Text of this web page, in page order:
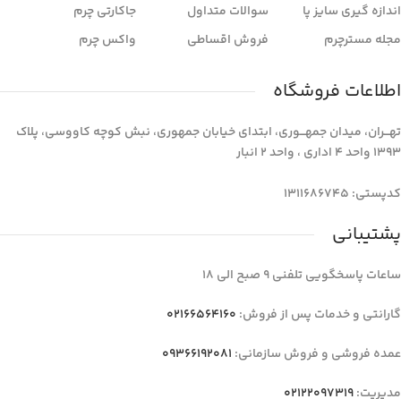
اندازه گیری سایز پا
مجله مسترچرم
سوالات متداول
فروش اقساطی
جاکارتی چرم
واکس چرم
اطلاعات فروشگاه
تهـــران، میدان جمهـــوری، ابتدای خیابان جمهوری، نبش کوچه کاووسی، پلاک
1393 واحد 4 اداری ، واحد 2 انبار
کدپستی: 1311686745
پشتیبانی
ساعات پاسخگویی تلفنی 9 صبح الی 18
گارانتی و خدمات پس از فروش: 02166564160
عمده فروشی و فروش سازمانی: 09366192081
مدیریت:02122097319